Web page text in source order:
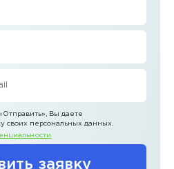
заявку
, Вы даете
своих персональных данных.